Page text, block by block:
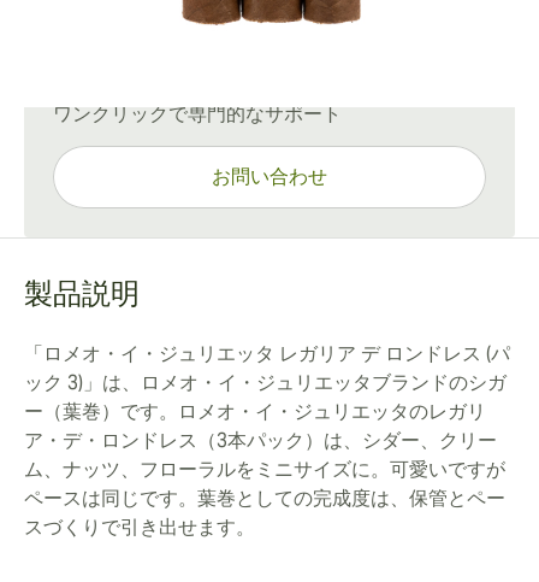
ワンクリックで専門的なサポート
お問い合わせ
製品説明
「ロメオ・イ・ジュリエッタ レガリア デ ロンドレス (パ
ック 3)」は、ロメオ・イ・ジュリエッタブランドのシガ
ー（葉巻）です。ロメオ・イ・ジュリエッタのレガリ
ア・デ・ロンドレス（3本パック）は、シダー、クリー
ム、ナッツ、フローラルをミニサイズに。可愛いですが
ペースは同じです。葉巻としての完成度は、保管とペー
スづくりで引き出せます。